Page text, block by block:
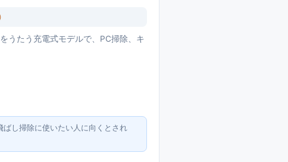
うたう充電式モデルで、PC掃除、キ
し掃除に使いたい人に向くとされ